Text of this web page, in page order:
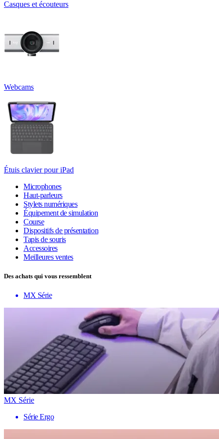
Casques et écouteurs
Webcams
Étuis clavier pour iPad
Microphones
Haut-parleurs
Stylets numériques
Équipement de simulation
Course
Dispositifs de présentation
Tapis de souris
Accessoires
Meilleures ventes
Des achats qui vous ressemblent
MX Série
MX Série
Série Ergo